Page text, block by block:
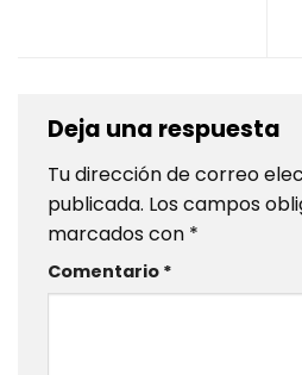
Deja una respuesta
Tu dirección de correo
publicada. Los campos
marcados con *
Comentario *